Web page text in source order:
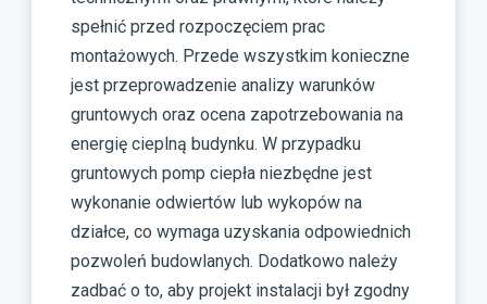
spełnić przed rozpoczęciem prac
montażowych. Przede wszystkim konieczne
jest przeprowadzenie analizy warunków
gruntowych oraz ocena zapotrzebowania na
energię cieplną budynku. W przypadku
gruntowych pomp ciepła niezbędne jest
wykonanie odwiertów lub wykopów na
działce, co wymaga uzyskania odpowiednich
pozwoleń budowlanych. Dodatkowo należy
zadbać o to, aby projekt instalacji był zgodny